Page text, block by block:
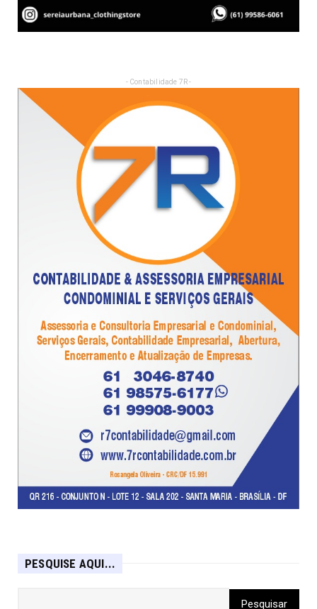
- Contabilidade 7R -
PESQUISE AQUI...